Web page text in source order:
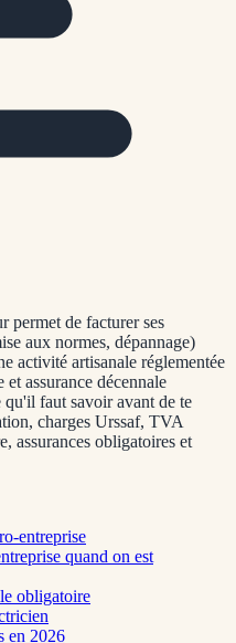
permet de facturer ses
aux normes, dépannage)
activité artisanale réglementée
assurance décennale
faut savoir avant de te
charges Urssaf, TVA
assurances obligatoires et
entreprise
quand on est
obligatoire
en 2026